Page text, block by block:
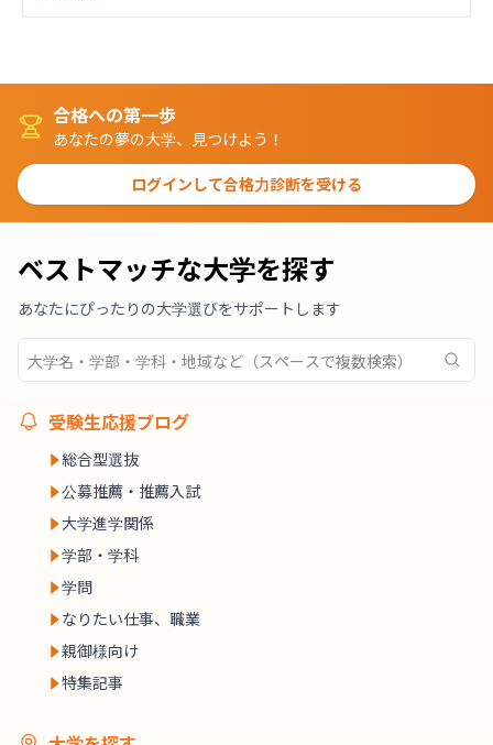
合格への第一歩
あなたの夢の大学、見つけよう！
ログインして合格力診断を受ける
ベストマッチな大学を探す
あなたにぴったりの大学選びをサポートします
受験生応援ブログ
総合型選抜
公募推薦・推薦入試
大学進学関係
学部・学科
学問
なりたい仕事、職業
親御様向け
特集記事